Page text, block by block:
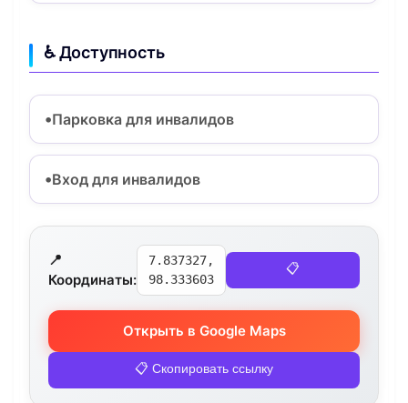
♿ Доступность
Парковка для инвалидов
Вход для инвалидов
📍
Координаты:
7.837327,
98.333603
📋
Открыть в Google Maps
📋 Скопировать ссылку